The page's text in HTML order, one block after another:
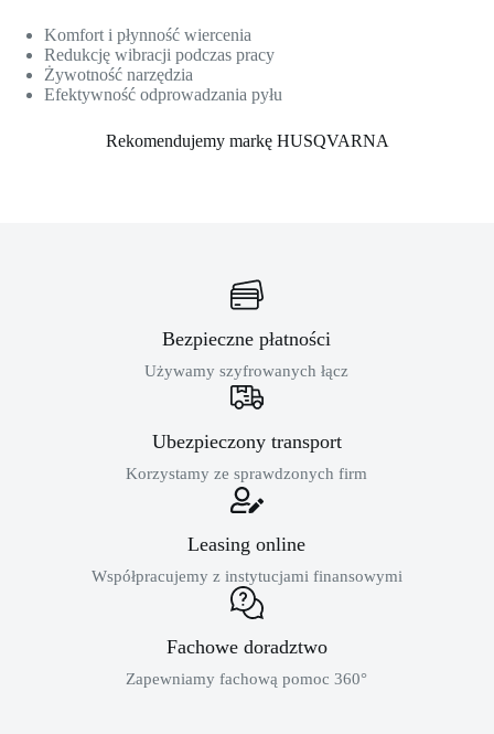
Komfort i płynność wiercenia
Redukcję wibracji podczas pracy
Żywotność narzędzia
Efektywność odprowadzania pyłu
Rekomendujemy markę HUSQVARNA
Bezpieczne płatności
Używamy szyfrowanych łącz
Ubezpieczony transport
Korzystamy ze sprawdzonych firm
Leasing online
Współpracujemy z instytucjami finansowymi
Fachowe doradztwo
Zapewniamy fachową pomoc 360°